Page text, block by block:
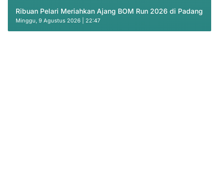
Ribuan Pelari Meriahkan Ajang BOM Run 2026 di Padang
Minggu, 9 Agustus 2026 | 22:47